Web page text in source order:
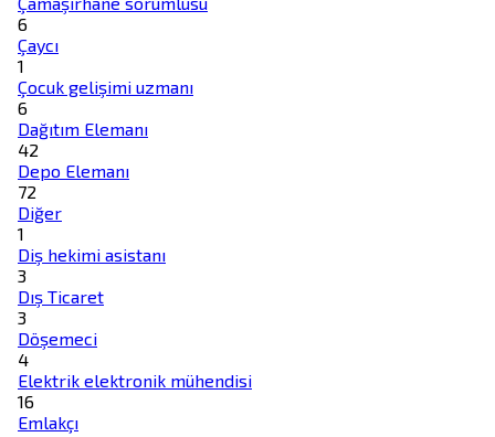
6
Çaycı
1
Çocuk gelişimi uzmanı
6
Dağıtım Elemanı
42
Depo Elemanı
72
Diğer
1
Diş hekimi asistanı
3
Dış Ticaret
3
Döşemeci
4
Elektrik elektronik mühendisi
16
Emlakçı